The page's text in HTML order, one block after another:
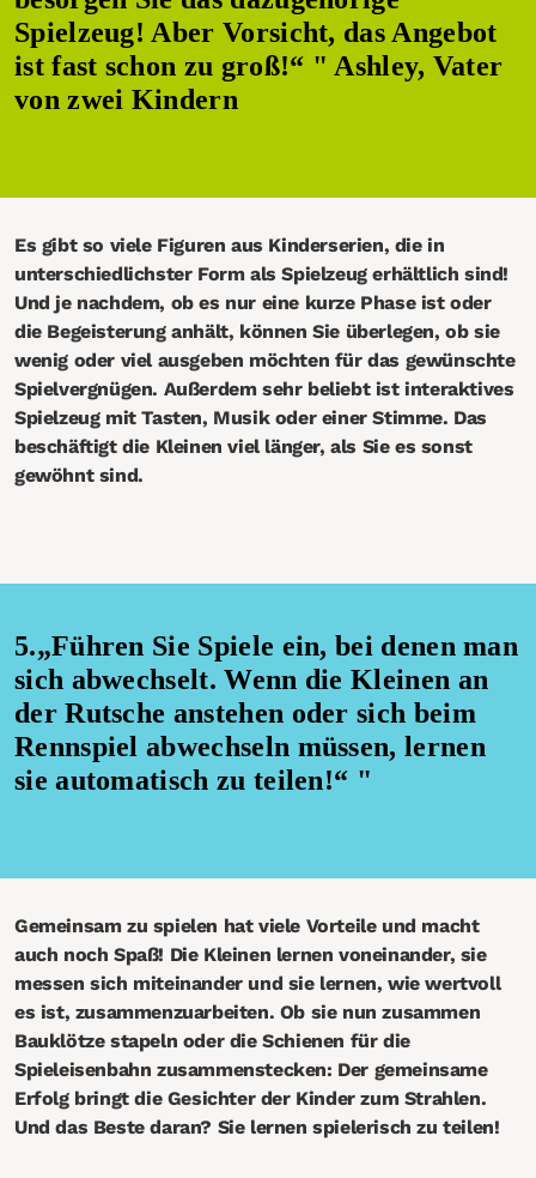
Spielzeug! Aber Vorsicht, das Angebot
ist fast schon zu groß!“ " Ashley, Vater
von zwei Kindern
Es gibt so viele Figuren aus Kinderserien, die in
unterschiedlichster Form als Spielzeug erhältlich sind!
Und je nachdem, ob es nur eine kurze Phase ist oder
die Begeisterung anhält, können Sie überlegen, ob sie
wenig oder viel ausgeben möchten für das gewünschte
Spielvergnügen. Außerdem sehr beliebt ist interaktives
Spielzeug mit Tasten, Musik oder einer Stimme. Das
beschäftigt die Kleinen viel länger, als Sie es sonst
gewöhnt sind.
5.„Führen Sie Spiele ein, bei denen man
sich abwechselt. Wenn die Kleinen an
der Rutsche anstehen oder sich beim
Rennspiel abwechseln müssen, lernen
sie automatisch zu teilen!“ "
Gemeinsam zu spielen hat viele Vorteile und macht
auch noch Spaß! Die Kleinen lernen voneinander, sie
messen sich miteinander und sie lernen, wie wertvoll
es ist, zusammenzuarbeiten. Ob sie nun zusammen
Bauklötze stapeln oder die Schienen für die
Spieleisenbahn zusammenstecken: Der gemeinsame
Erfolg bringt die Gesichter der Kinder zum Strahlen.
Und das Beste daran? Sie lernen spielerisch zu teilen!